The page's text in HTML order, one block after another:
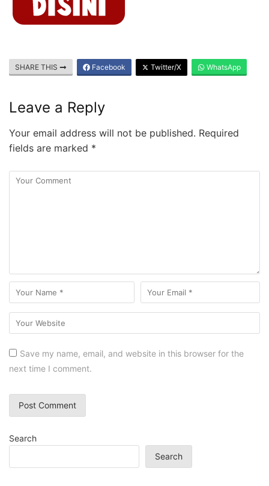
SHARE THIS Facebook Twitter/X WhatsApp
Leave a Reply
Your email address will not be published. Required
fields are marked *
Save my name, email, and website in this browser for the
next time I comment.
Search
Search